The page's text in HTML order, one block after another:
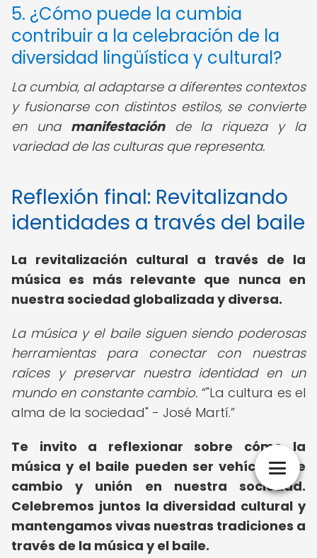
5. ¿Cómo puede la cumbia
contribuir a la celebración de la
diversidad lingüística y cultural?
La cumbia, al adaptarse a diferentes contextos
y fusionarse con distintos estilos, se convierte
en una manifestaciónde la riqueza y la
variedad de las culturas que representa.
Reflexión final: Revitalizando
identidades a través del baile
La revitalización cultural a través de la
música es más relevante que nunca en
nuestra sociedad globalizada y diversa.
La música y el baile siguen siendo poderosas
herramientas para conectar con nuestras
raíces y preservar nuestra identidad en un
mundo en constante cambio. "La cultura es el
alma de la sociedad" - José Martí.
Te invito a reflexionar sobre cómo la
música y el baile pueden ser vehículos de
cambio y unión en nuestra sociedad.
Celebremos juntos la diversidad cultural y
mantengamos vivas nuestras tradiciones a
través de la música y el baile.